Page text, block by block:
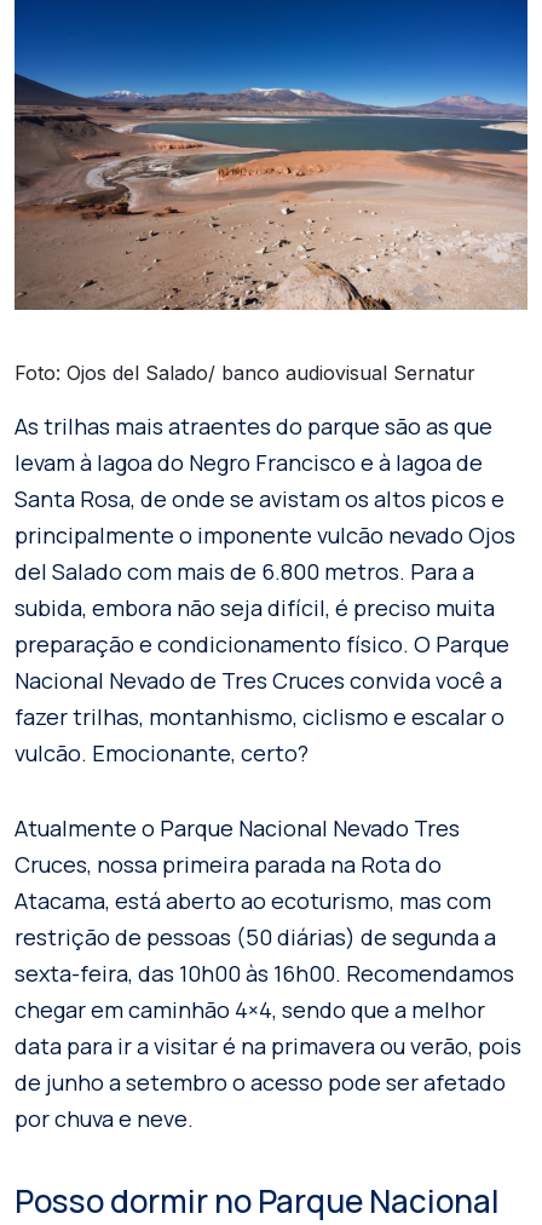
Foto: Ojos del Salado/ banco audiovisual Sernatur
As trilhas mais atraentes do parque são as que
levam à lagoa do Negro Francisco e à lagoa de
Santa Rosa, de onde se avistam os altos picos e
principalmente o imponente vulcão nevado Ojos
del Salado com mais de 6.800 metros. Para a
subida, embora não seja difícil, é preciso muita
preparação e condicionamento físico. O Parque
Nacional Nevado de Tres Cruces convida você a
fazer trilhas, montanhismo, ciclismo e escalar o
vulcão. Emocionante, certo?
Atualmente o Parque Nacional Nevado Tres
Cruces, nossa primeira parada na Rota do
Atacama, está aberto ao ecoturismo, mas com
restrição de pessoas (50 diárias) de segunda a
sexta-feira, das 10h00 às 16h00. Recomendamos
chegar em caminhão 4×4, sendo que a melhor
data para ir a visitar é na primavera ou verão, pois
de junho a setembro o acesso pode ser afetado
por chuva e neve.
Posso dormir no Parque Nacional